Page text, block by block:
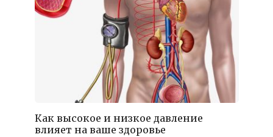
Как высокое и низкое давление
влияет на ваше здоровье